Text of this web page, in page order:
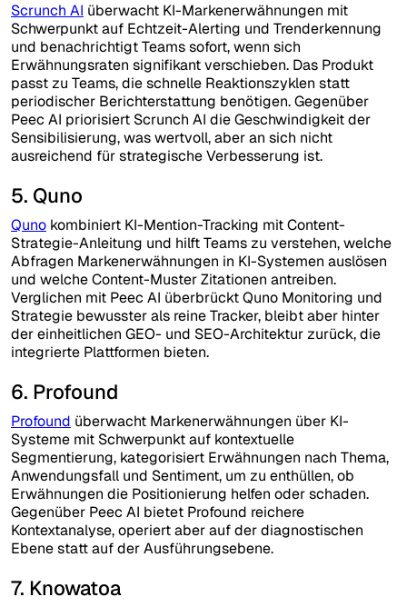
Scrunch AI überwacht KI-Markenerwähnungen mit
Schwerpunkt auf Echtzeit-Alerting und Trenderkennung
und benachrichtigt Teams sofort, wenn sich
Erwähnungsraten signifikant verschieben. Das Produkt
passt zu Teams, die schnelle Reaktionszyklen statt
periodischer Berichterstattung benötigen. Gegenüber
Peec AI priorisiert Scrunch AI die Geschwindigkeit der
Sensibilisierung, was wertvoll, aber an sich nicht
ausreichend für strategische Verbesserung ist.
5. Quno
Quno kombiniert KI-Mention-Tracking mit Content-
Strategie-Anleitung und hilft Teams zu verstehen, welche
Abfragen Markenerwähnungen in KI-Systemen auslösen
und welche Content-Muster Zitationen antreiben.
Verglichen mit Peec AI überbrückt Quno Monitoring und
Strategie bewusster als reine Tracker, bleibt aber hinter
der einheitlichen GEO- und SEO-Architektur zurück, die
integrierte Plattformen bieten.
6. Profound
Profound überwacht Markenerwähnungen über KI-
Systeme mit Schwerpunkt auf kontextuelle
Segmentierung, kategorisiert Erwähnungen nach Thema,
Anwendungsfall und Sentiment, um zu enthüllen, ob
Erwähnungen die Positionierung helfen oder schaden.
Gegenüber Peec AI bietet Profound reichere
Kontextanalyse, operiert aber auf der diagnostischen
Ebene statt auf der Ausführungsebene.
7. Knowatoa